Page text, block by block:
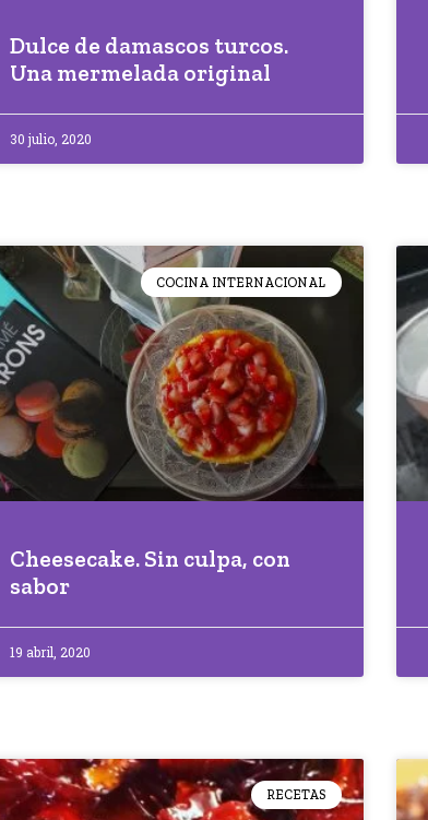
Dulce de damascos turcos.
Una mermelada original
30 julio, 2020
COCINA INTERNACIONAL
Cheesecake. Sin culpa, con
sabor
19 abril, 2020
RECETAS